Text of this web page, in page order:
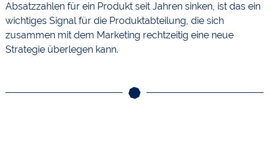
Absatzzahlen für ein Produkt seit Jahren sinken, ist das ein
wichtiges Signal für die Produktabteilung, die sich
zusammen mit dem Marketing rechtzeitig eine neue
Strategie überlegen kann.